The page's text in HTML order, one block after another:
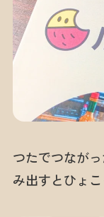
つたでつなが
み出すとひょこ